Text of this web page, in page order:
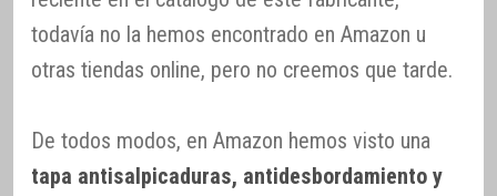
todavía no la hemos encontrado en Amazon u
otras tiendas online, pero no creemos que tarde.
De todos modos, en Amazon hemos visto una
tapa antisalpicaduras, antidesbordamiento y